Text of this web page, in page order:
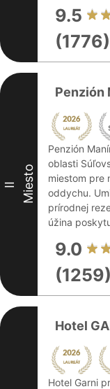
9.5
(1776)
II Miesto
Penzión
Penzión
oblasti
miestom pre
oddychu.
prírodnej
úžina
9.0
(1259)
Hotel
Hotel Garni